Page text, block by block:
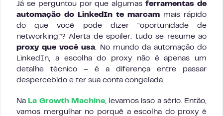
Já se perguntou por que algumasferramentas de
automação do LinkedIn te marcam mais rápido
do que você pode dizer “oportunidade de
networking”? Alerta de spoiler: tudo se resume ao
proxy que você usa. No mundo da automação do
LinkedIn, a escolha do proxy não é apenas um
detalhe técnico – é a diferença entre passar
despercebido e ter sua conta congelada.
Na La Growth Machine, levamos isso a sério. Então,
vamos mergulhar no porquê a escolha do proxy é